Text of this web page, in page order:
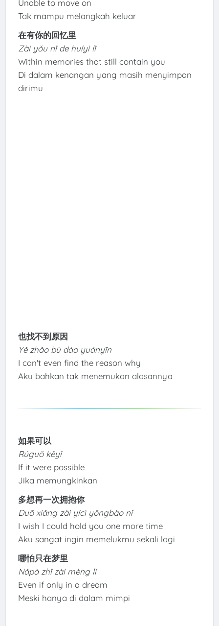
Unable to move on
Tak mampu melangkah keluar
在有你的回忆里
Zài yǒu nǐ de huíyì lǐ
Within memories that still contain you
Di dalam kenangan yang masih menyimpan
dirimu
也找不到原因
Yě zhǎo bù dào yuányīn
I can't even find the reason why
Aku bahkan tak menemukan alasannya
如果可以
Rúguǒ kěyǐ
If it were possible
Jika memungkinkan
多想再一次拥抱你
Duō xiǎng zài yícì yōngbào nǐ
I wish I could hold you one more time
Aku sangat ingin memelukmu sekali lagi
哪怕只在梦里
Nǎpà zhǐ zài mèng lǐ
Even if only in a dream
Meski hanya di dalam mimpi